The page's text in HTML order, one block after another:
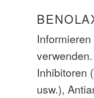
Inhibitoren
usw.),